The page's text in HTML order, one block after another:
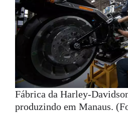
Fábrica da Harley-
produzindo em Manaus.